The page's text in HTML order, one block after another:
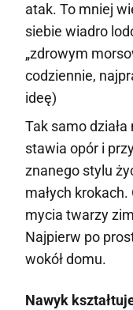
atak. To mniej
siebie wiadro
„zdrowym
codziennie,
ideę)
Tak samo
stawia opór i
znanego stylu
małych
mycia twarzy
Najpierw po
wokół domu.
Nawyk